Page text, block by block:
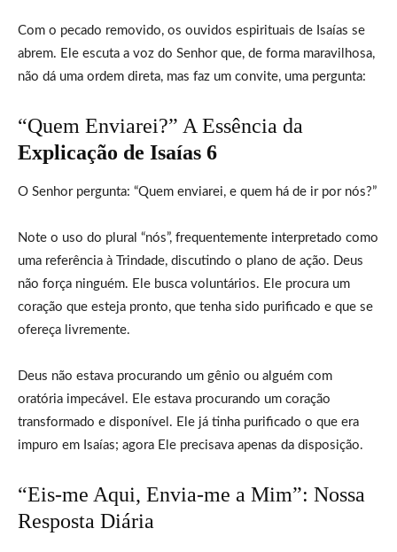
Com o pecado removido, os ouvidos espirituais de Isaías se
abrem. Ele escuta a voz do Senhor que, de forma maravilhosa,
não dá uma ordem direta, mas faz um convite, uma pergunta:
“Quem Enviarei?” A Essência da
Explicação de Isaías 6
O Senhor pergunta: “Quem enviarei, e quem há de ir por nós?”
Note o uso do plural “nós”, frequentemente interpretado como
uma referência à Trindade, discutindo o plano de ação. Deus
não força ninguém. Ele busca voluntários. Ele procura um
coração que esteja pronto, que tenha sido purificado e que se
ofereça livremente.
Deus não estava procurando um gênio ou alguém com
oratória impecável. Ele estava procurando um coração
transformado e disponível. Ele já tinha purificado o que era
impuro em Isaías; agora Ele precisava apenas da disposição.
“Eis-me Aqui, Envia-me a Mim”: Nossa
Resposta Diária